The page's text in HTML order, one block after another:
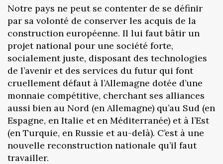
Notre pays ne peut se contenter de se définir
par sa volonté de conserver les acquis de la
construction européenne. Il lui faut bâtir un
projet national pour une société forte,
socialement juste, disposant des technologies
de l’avenir et des services du futur qui font
cruellement défaut à l’Allemagne dotée d’une
monnaie compétitive, cherchant ses alliances
aussi bien au Nord (en Allemagne) qu’au Sud (en
Espagne, en Italie et en Méditerranée) et à l’Est
(en Turquie, en Russie et au-delà). C’est à une
nouvelle reconstruction nationale qu’il faut
travailler.